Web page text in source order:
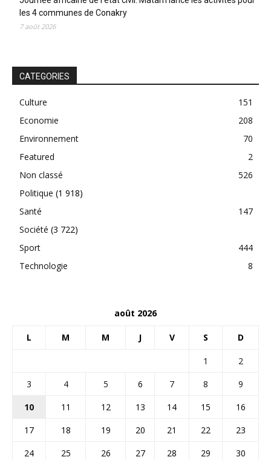
les 4 communes de Conakry
7 août 2026
CATEGORIES
Culture
151
Economie
208
Environnement
70
Featured
2
Non classé
526
Politique (1 918)
Santé
147
Société (3 722)
Sport
444
Technologie
8
août 2026
L M M J V S D
1
2
3
4 5 6 7 8
9
10
11 12 13 14 15
16
17
18 19 20 21 22
23
24
25 26 27 28 29
30